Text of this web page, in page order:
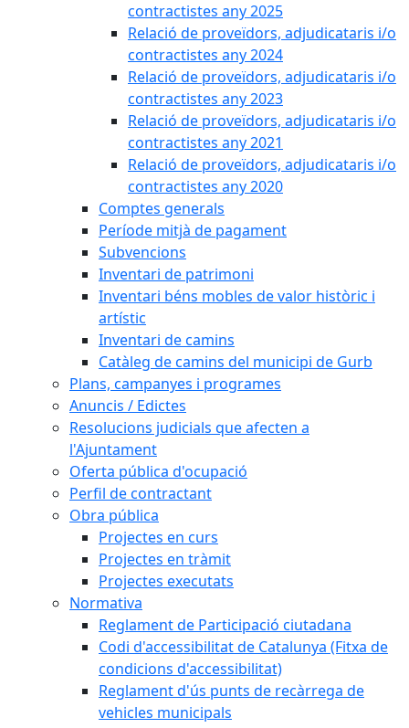
contractistes any 2025
Relació de proveïdors, adjudicataris i/o
contractistes any 2024
Relació de proveïdors, adjudicataris i/o
contractistes any 2023
Relació de proveïdors, adjudicataris i/o
contractistes any 2021
Relació de proveïdors, adjudicataris i/o
contractistes any 2020
Comptes generals
Període mitjà de pagament
Subvencions
Inventari de patrimoni
Inventari béns mobles de valor històric i
artístic
Inventari de camins
Catàleg de camins del municipi de Gurb
Plans, campanyes i programes
Anuncis / Edictes
Resolucions judicials que afecten a
l'Ajuntament
Oferta pública d'ocupació
Perfil de contractant
Obra pública
Projectes en curs
Projectes en tràmit
Projectes executats
Normativa
Reglament de Participació ciutadana
Codi d'accessibilitat de Catalunya (Fitxa de
condicions d'accessibilitat)
Reglament d'ús punts de recàrrega de
vehicles municipals